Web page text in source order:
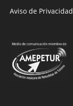
Aviso de Privacidad